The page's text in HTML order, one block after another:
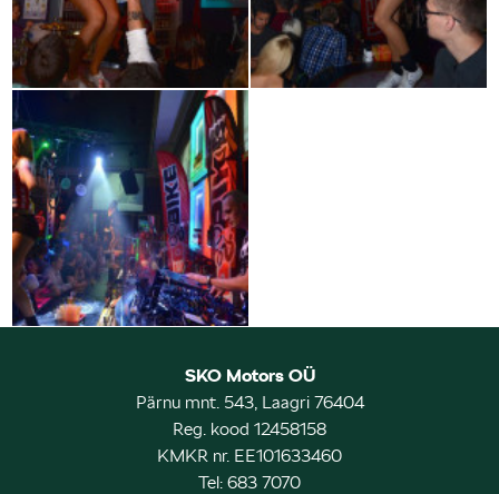
SKO Motors OÜ
Pärnu mnt. 543, Laagri 76404
Reg. kood 12458158
KMKR nr. EE101633460
Tel: 683 7070